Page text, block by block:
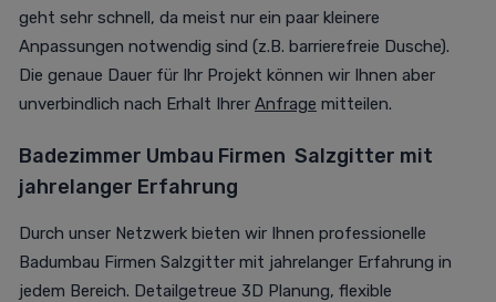
geht sehr schnell, da meist nur ein paar kleinere
Anpassungen notwendig sind (z.B. barrierefreie Dusche).
Die genaue Dauer für Ihr Projekt können wir Ihnen aber
unverbindlich nach Erhalt Ihrer Anfrage mitteilen.
Badezimmer Umbau Firmen Salzgitter mit
jahrelanger Erfahrung
Durch unser Netzwerk bieten wir Ihnen professionelle
Badumbau Firmen Salzgitter mit jahrelanger Erfahrung in
jedem Bereich. Detailgetreue 3D Planung, flexible